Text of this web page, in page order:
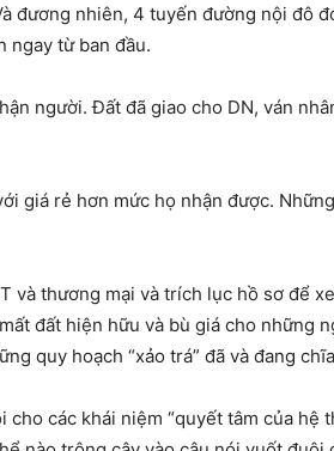
đương nhiên, 4 tuyến đường nội đô
ngay từ ban đầu.
người. Đất đã giao cho DN, ván
giá rẻ hơn mức họ nhận được.
và thương mại và trích lục hồ sơ để
đất hiện hữu và bù giá cho những
quy hoạch “xảo trá” đã và đang
các khái niệm “quyết tâm của hệ